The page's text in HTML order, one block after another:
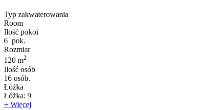
Typ zakwaterowania
Room
Ilość pokoi
6 pok.
Rozmiar
120 m2
Ilość osób
16 osób.
Łóżka
Łóżka: 9
+ Więcej